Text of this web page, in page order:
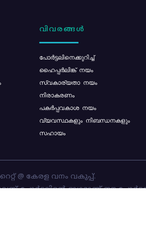
വിവരങ്ങൾ
പോര്‍ട്ടലിനെക്കുറിച്ച്
ഹൈപ്പർലിങ്ക് നയം
സ്വകാര്യതാ നയം
നിരാകരണം
പകർപ്പവകാശ നയം
വ്യവസ്ഥകളും നിബന്ധനകളും
സഹായം
@ കേരള വനം വകുപ്പ്.
പോർട്ടലിന്റെ ഭാഗമാണ് ഈ